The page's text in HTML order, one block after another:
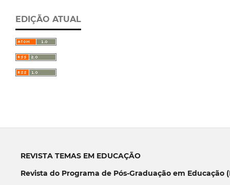
EDIÇÃO ATUAL
REVISTA TEMAS EM EDUCAÇÃO
Revista do Programa de Pós-Graduação em Educação